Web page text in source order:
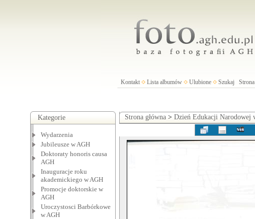
Kontakt Lista albumów Ulubione Szukaj
Kategorie
Wydarzenia
Jubileusze w AGH
Doktoraty honoris causa
AGH
Inauguracje roku
akademickiego w AGH
Promocje doktorskie w
AGH
Uroczystosci Barbórkowe
w AGH
Strona główna> Dzień Edukacji Narodowej